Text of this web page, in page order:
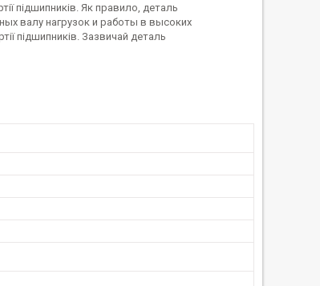
підшипників. Як правило, деталь
валу нагрузок и работы в высоких
підшипників. Зазвичай деталь